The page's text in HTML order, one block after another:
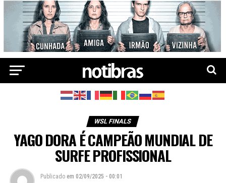
WSL FINALS
YAGO DORA É CAMPEÃO MUNDIAL DE
SURFE PROFISSIONAL
Publicado em 02/09/2025 - 00:01